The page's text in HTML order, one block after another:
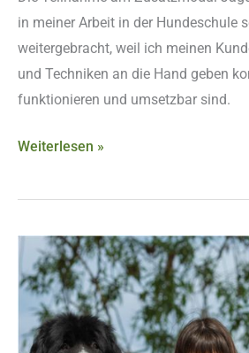
in meiner Arbeit in der Hundeschule
weitergebracht, weil ich meinen
und Techniken an die Hand geben
funktionieren und umsetzbar sind.
Weiterlesen »
Scarlett
Müller